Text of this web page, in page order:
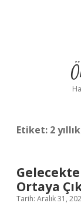
Etiket: 2
Ortaya
Tarih: Aralık 31,